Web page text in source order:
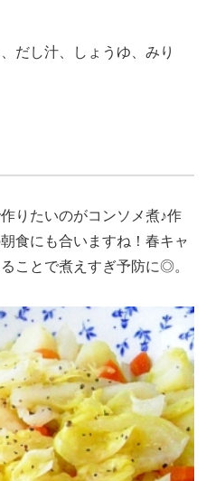
だし汁、しょうゆ、みり
りたいのがコンソメ煮♪作
食にも合いますね！春キャ
ことで煮えすぎ予防に◎。